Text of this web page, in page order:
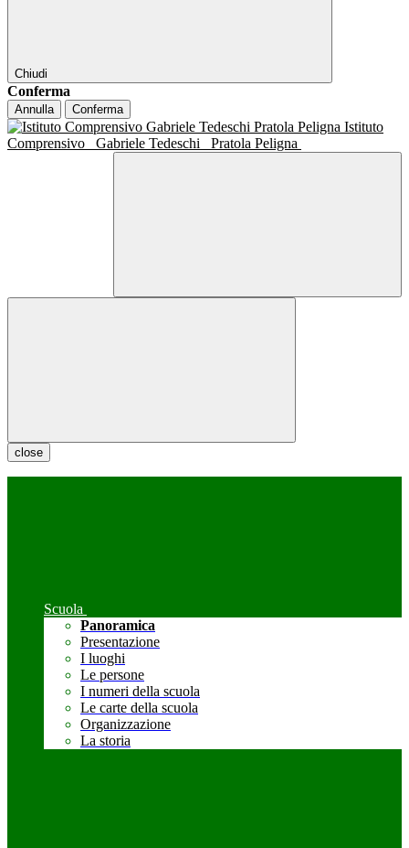
Chiudi
Conferma
Annulla Conferma
Istituto
Comprensivo
Gabriele Tedeschi Pratola Peligna
close
Scuola
Panoramica
Presentazione
I luoghi
Le persone
I numeri della scuola
Le carte della scuola
Organizzazione
La storia